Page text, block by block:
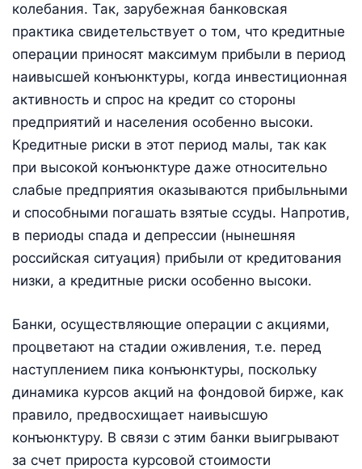
колебания. Так, зарубежная банковская
практика свидетельствует о том, что кредитные
операции приносят максимум прибыли в период
наивысшей конъюнктуры, когда инвестиционная
активность и спрос на кредит со стороны
предприятий и населения особенно высоки.
Кредитные риски в этот период малы, так как
при высокой конъюнктуре даже относительно
слабые предприятия оказываются прибыльными
и способными погашать взятые ссуды. Напротив,
в периоды спада и депрессии (нынешняя
российская ситуация) прибыли от кредитования
низки, а кредитные риски особенно высоки.
Банки, осуществляющие операции с акциями,
процветают на стадии оживления, т.е. перед
наступлением пика конъюнктуры, поскольку
динамика курсов акций на фондовой бирже, как
правило, предвосхищает наивысшую
конъюнктуру. В связи с этим банки выигрывают
за счет прироста курсовой стоимости